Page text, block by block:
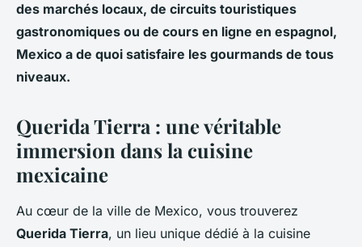
des marchés locaux, de circuits touristiques
gastronomiques ou de cours en ligne en espagnol,
Mexico a de quoi satisfaire les gourmands de tous
niveaux.
Querida Tierra : une véritable
immersion dans la cuisine
mexicaine
Au cœur de la ville de Mexico, vous trouverez
Querida Tierra, un lieu unique dédié à la cuisine